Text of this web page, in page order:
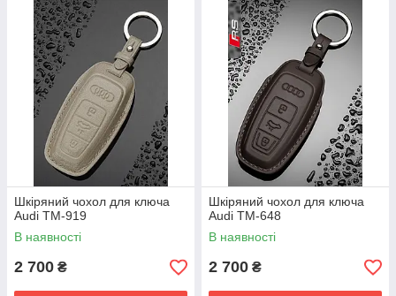
Шкіряний чохол для ключа
Audi TM-919
В наявності
2 700 ₴
Шкіряний чохол для ключа
Audi TM-648
В наявності
2 700 ₴